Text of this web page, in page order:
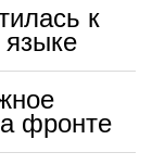
к
фронте